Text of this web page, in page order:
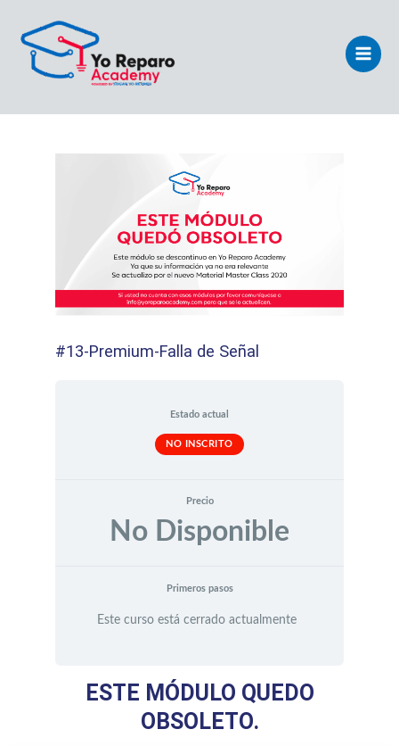
contenido
Menu
#13-Premium-Falla de Señal
Estado actual
NO INSCRITO
Precio
No Disponible
Primeros pasos
Este curso está cerrado actualmente
ESTE MÓDULO QUEDO
OBSOLETO.